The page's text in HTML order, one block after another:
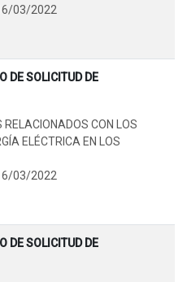
03/2022
DE SOLICITUD DE
CON LOS
ELÉCTRICA EN LOS
03/2022
DE SOLICITUD DE